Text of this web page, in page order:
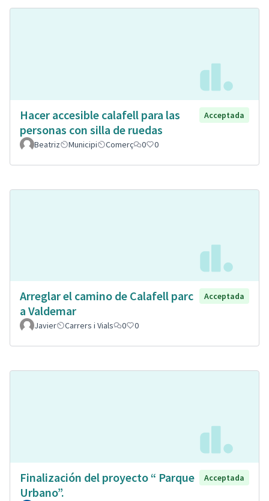
Hacer accesible calafell para las
personas con silla de ruedas
Acceptada
Beatriz Municipi Comerç 0 0
Arreglar el camino de Calafell parc
a Valdemar
Acceptada
Javier Carrers i Vials 0 0
Finalización del proyecto “ Parque
Urbano”.
Acceptada